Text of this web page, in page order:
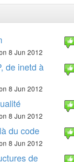
8 Jun 2012
de inetd à
8 Jun 2012
8 Jun 2012
du code
8 Jun 2012
de